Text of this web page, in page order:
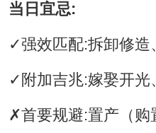
当日宜忌:
✓强效匹配:拆卸修造
✓附加吉兆:嫁娶开光
✗首要规避:置产（购